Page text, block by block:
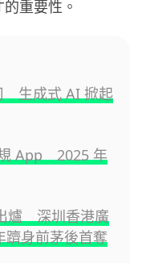
重要性。
生成式 AI 掀起
App 2025 年
爐 深圳香港廣
身前茅後首奪